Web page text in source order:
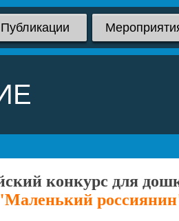
Публикации
конкурс для